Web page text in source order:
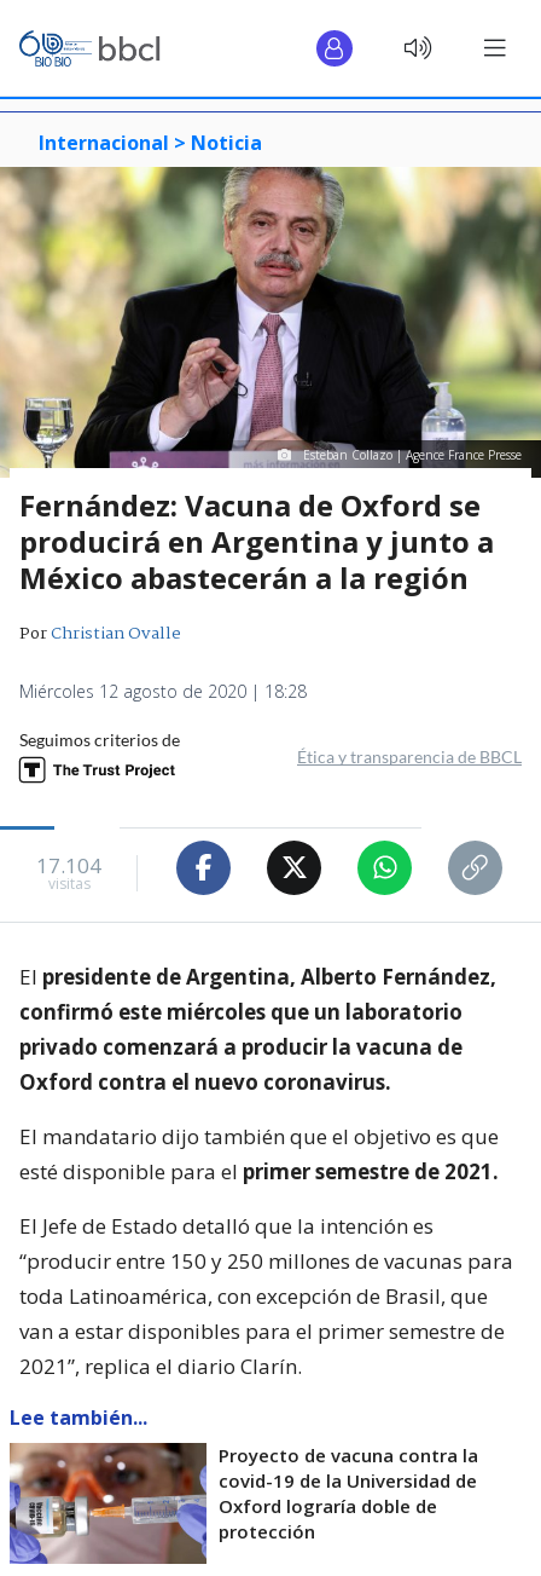
Internacional > Noticia
Esteban Collazo | Agence France Presse
Fernández: Vacuna de Oxford se
producirá en Argentina y junto a
México abastecerán a la región
PorChristian Ovalle
Miércoles 12 agosto de 2020 | 18:28
Seguimos criterios de
Ética y transparencia de BBCL
17.104
visitas
El presidente de Argentina, Alberto Fernández,
confirmó este miércoles que un laboratorio
privado comenzará a producir la vacuna de
Oxford contra el nuevo coronavirus.
El mandatario dijo también que el objetivo es que
esté disponible para el primer semestre de 2021.
El Jefe de Estado detalló que la intención es
“producir entre 150 y 250 millones de vacunas para
toda Latinoamérica, con excepción de Brasil, que
van a estar disponibles para el primer semestre de
2021”, replica el diario Clarín.
Lee también...
Proyecto de vacuna contra la
covid-19 de la Universidad de
Oxford lograría doble de
protección